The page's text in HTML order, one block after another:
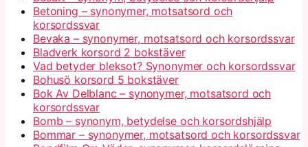
Betoning – synonymer, motsatsord och
korsordssvar
Bevaka – synonymer, motsatsord och korsordssvar
Bladverk korsord 2 bokstäver
Vad betyder bleksot? Synonymer och korsordssvar
Bohusö korsord 5 bokstäver
Bok Av Delblanc – synonymer, motsatsord och
korsordssvar
Bomb – synonym, betydelse och korsordshjälp
Bommar – synonymer, motsatsord och korsordssvar